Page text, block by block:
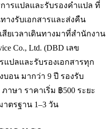
ารแปลและรับรองคำแปล ที่
างรับเอกสารและส่งคืน
ยเวลาเดินทางมาที่สำนักงาน
Co., Ltd. (DBD เลข
รแปลและรับรองเอกสารทุก
อน มากว่า 9 ปี รองรับ
าษา ราคาเริ่ม ฿500 ระยะ
าตรฐาน 1–3 วัน